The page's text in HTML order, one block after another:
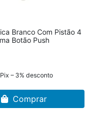
Branco Com Pistão 4
Botão Push
– 3% desconto
Comprar